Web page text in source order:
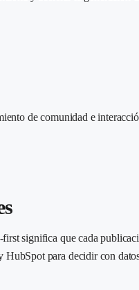
de comunidad e
significa que cada
HubSpot para decidir con